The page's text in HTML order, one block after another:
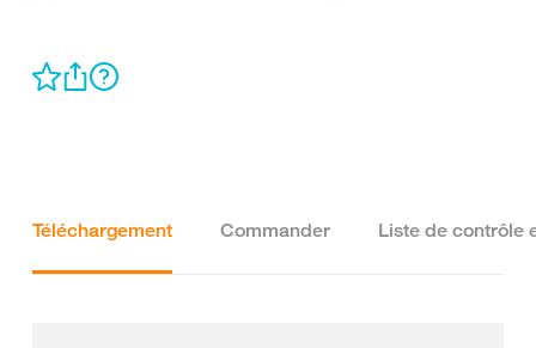
Téléchargement Commander Liste de contrôle